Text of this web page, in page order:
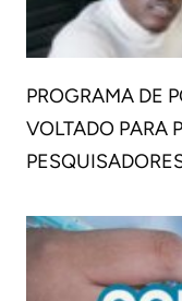
PROGRAMA DE
VOLTADO PARA